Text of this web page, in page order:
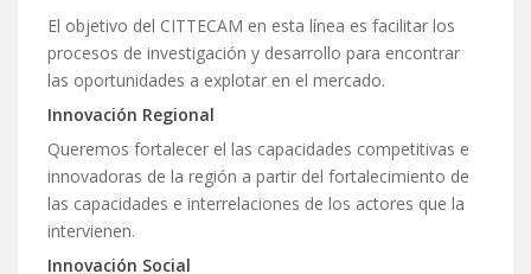
El objetivo del CITTECAM en esta línea es facilitar los
procesos de investigación y desarrollo para encontrar
las oportunidades a explotar en el mercado.
Innovación Regional
Queremos fortalecer el las capacidades competitivas e
innovadoras de la región a partir del fortalecimiento de
las capacidades e interrelaciones de los actores que la
intervienen.
Innovación Social